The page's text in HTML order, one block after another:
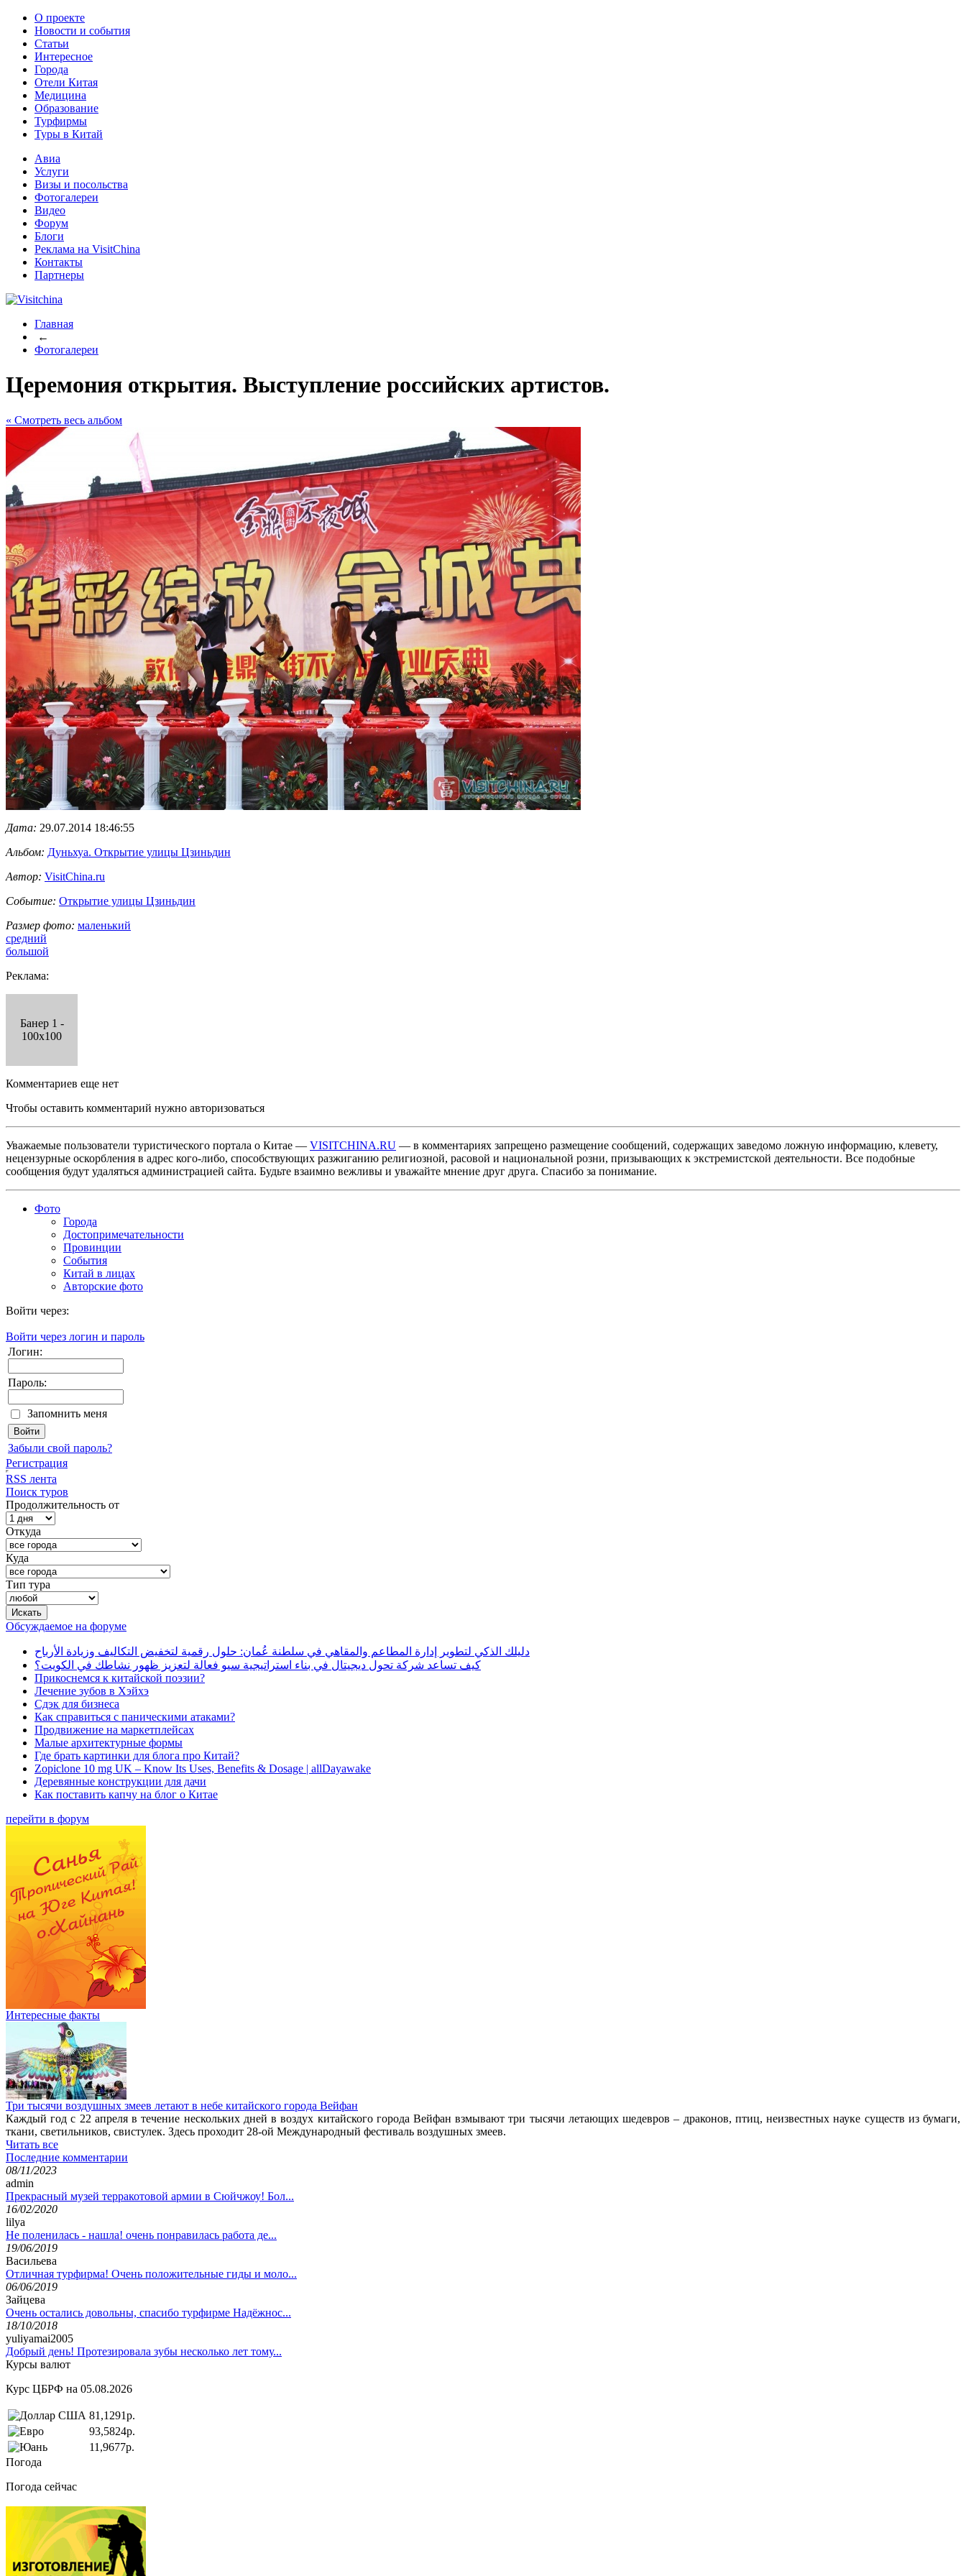
О проекте
Новости и события
Статьи
Интересное
Города
Отели Китая
Медицина
Образование
Турфирмы
Туры в Китай
Авиа
Услуги
Визы и посольства
Фотогалереи
Видео
Форум
Блоги
Реклама на VisitChina
Контакты
Партнеры
Главная
←
Фотогалереи
Церемония открытия. Выступление российских артистов.
« Cмотреть весь альбом
Дата: 29.07.2014 18:46:55
Альбом: Дуньхуа. Открытие улицы Цзиньдин
Автор: VisitChina.ru
Событие: Открытие улицы Цзиньдин
Размер фото: маленький
средний
большой
Реклама:
Банер 1 -
100x100
Комментариев еще нет
Чтобы оставить комментарий нужно авторизоваться
Уважаемые пользователи туристического портала о Китае — VISITCHINA.RU — в комментариях запрещено размещение сообщений, содержащих заведомо ложную информацию, клевету,
нецензурные оскорбления в адрес кого-либо, способствующих разжиганию религиозной, расовой и национальной розни, призывающих к экстремистской деятельности. Все подобные
сообщения будут удаляться администрацией сайта. Будьте взаимно вежливы и уважайте мнение друг друга. Спасибо за понимание.
Фото
Города
Достопримечательности
Провинции
События
Китай в лицах
Авторские фото
Войти через:
Войти через логин и пароль
Логин:
Пароль:
Запомнить меня
Забыли свой пароль?
Регистрация
RSS лента
Поиск туров
Продолжительность от
Откуда
Куда
Тип тура
Обсуждаемое на форуме
دليلك الذكي لتطوير إدارة المطاعم والمقاهي في سلطنة عُمان: حلول رقمية لتخفيض التكاليف وزيادة الأرباح
كيف تساعد شركة تحول ديجيتال في بناء استراتيجية سيو فعالة لتعزيز ظهور نشاطك في الكويت؟
Прикоснемся к китайской поэзии?
Лечение зубов в Хэйхэ
Сдэк для бизнеса
Как справиться с паническими атаками?
Продвижение на маркетплейсах
Малые архитектурные формы
Где брать картинки для блога про Китай?
Zopiclone 10 mg UK – Know Its Uses, Benefits & Dosage | allDayawake
Деревянные конструкции для дачи
Как поставить капчу на блог о Китае
перейти в форум
Интересные факты
Три тысячи воздушных змеев летают в небе китайского города Вейфан
Каждый год с 22 апреля в течение нескольких дней в воздух китайского города Вейфан взмывают три тысячи летающих шедевров – драконов, птиц, неизвестных науке существ из бумаги,
ткани, светильников, свистулек. Здесь проходит 28-ой Международный фестиваль воздушных змеев.
Читать все
Последние комментарии
08/11/2023
admin
Прекрасный музей терракотовой армии в Сюйчжоу! Бол...
16/02/2020
lilya
Не поленилась - нашла! очень понравилась работа де...
19/06/2019
Васильева
Отличная турфирма! Очень положительные гиды и моло...
06/06/2019
Зайцева
Очень остались довольны, спасибо турфирме Надёжнос...
18/10/2018
yuliyamai2005
Добрый день! Протезировала зубы несколько лет тому...
Курсы валют
Курс ЦБРФ на 05.08.2026
81,1291р.
93,5824р.
11,9677р.
Погода
Погода сейчас